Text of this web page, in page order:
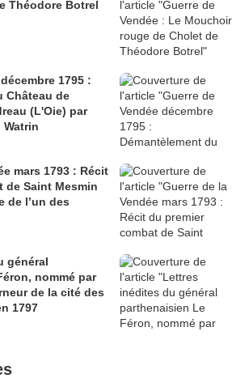
Théodore Botrel
1795 :
Château de
(L'Oie) par
Watrin
mars 1793 : Récit
de Saint Mesmin
de l’un des
général
nommé par
de la cité des
1797